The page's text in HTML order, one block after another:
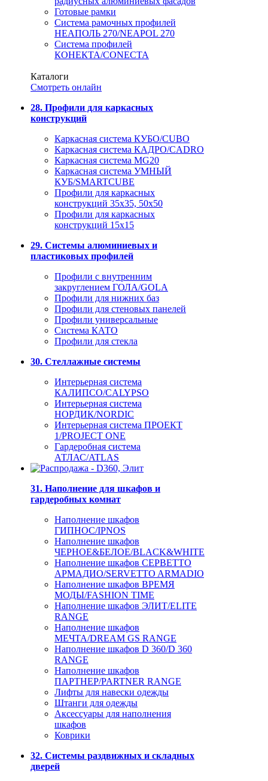
Готовые рамки
Система рамочных профилей
НЕАПОЛЬ 270/NEAPOL 270
Система профилей
КОНЕКТА/CONECTA
Каталоги
Смотреть онлайн
28. Профили для каркасных
конструкций
Каркасная система КУБО/CUBO
Каркасная система КАДРО/CADRO
Каркасная система MG20
Каркасная система УМНЫЙ
КУБ/SMARTCUBE
Профили для каркасных
конструкций 35x35, 50x50
Профили для каркасных
конструкций 15х15
29. Системы алюминиевых и
пластиковых профилей
Профили с внутренним
закруглением ГОЛА/GOLA
Профили для нижних баз
Профили для стеновых панелей
Профили универсальные
Система КАТО
Профили для стекла
30. Стеллажные системы
Интерьерная система
КАЛИПСО/CALYPSO
Интерьерная система
НОРДИК/NORDIC
Интерьерная система ПРОЕКТ
1/PROJECT ONE
Гардеробная система
АТЛАС/ATLAS
31. Наполнение для шкафов и
гардеробных комнат
Наполнение шкафов
ГИПНОС/IPNOS
Наполнение шкафов
ЧЕРНОЕ&БЕЛОЕ/BLACK&WHITE
Наполнение шкафов СЕРВЕТТО
АРМАДИО/SERVETTO ARMADIO
Наполнение шкафов ВРЕМЯ
МОДЫ/FASHION TIME
Наполнение шкафов ЭЛИТ/ELITE
RANGE
Наполнение шкафов
МЕЧТА/DREAM GS RANGE
Наполнение шкафов D 360/D 360
RANGE
Наполнение шкафов
ПАРТНЕР/PARTNER RANGE
Лифты для навески одежды
Штанги для одежды
Аксессуары для наполнения
шкафов
Коврики
32. Системы раздвижных и складных
дверей